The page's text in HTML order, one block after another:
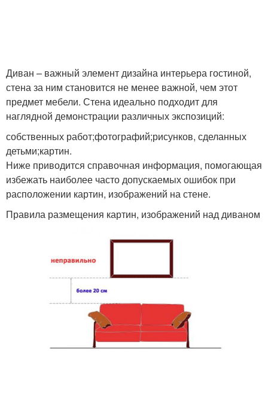
Диван – важный элемент дизайна интерьера гостиной,
стена за ним становится не менее важной, чем этот
предмет мебели. Стена идеально подходит для
наглядной демонстрации различных экспозиций:
собственных работ;фотографий;рисунков, сделанных
детьми;картин.
Ниже приводится справочная информация, помогающая
избежать наиболее часто допускаемых ошибок при
расположении картин, изображений на стене.
Правила размещения картин, изображений над диваном